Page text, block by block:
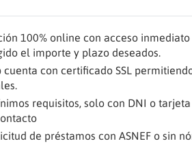
100% online con acceso
el importe y plazo deseados.
cuenta con certificado SSL
requisitos, solo con DNI o
de préstamos con ASNEF o sin